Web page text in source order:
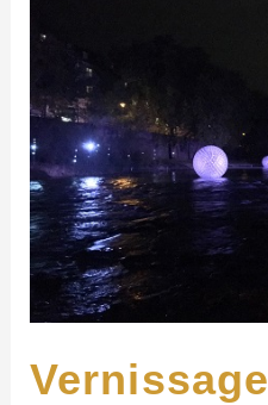
Vernissage
Hochschule
für
Mode
und
Design